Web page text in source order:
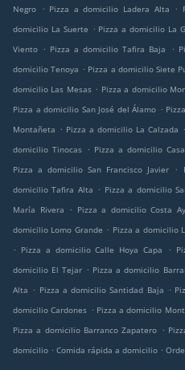
Negro
. Pizza a domicilio Ladera Alta .
domicilio La Suerte . Pizza a domicilio La
Viento . Pizza a domicilio Tafira Baja .
domicilio Tenoya . Pizza a domicilio Siete
domicilio Las Mesas . Pizza a domicilio
Pizza a domicilio San José del Álamo .
Montañeta . Pizza a domicilio La Calzada .
domicilio Tinocas . Pizza a domicilio
Pizza a domicilio San Francisco Javier
.
domicilio Tafira Alta . Pizza a domicilio
María Rivera
. Pizza a domicilio Costa
domicilio Lomo Grande . Pizza a domicilio
. Pizza a domicilio Calle Hoya Capa .
domicilio El Tejar . Pizza a domicilio
Alta . Pizza a domicilio Santidad Baja .
domicilio Cardones . Pizza a domicilio
Pizza a domicilio Barranco Zapatero .
domicilio . Comida rápida a domicilio .